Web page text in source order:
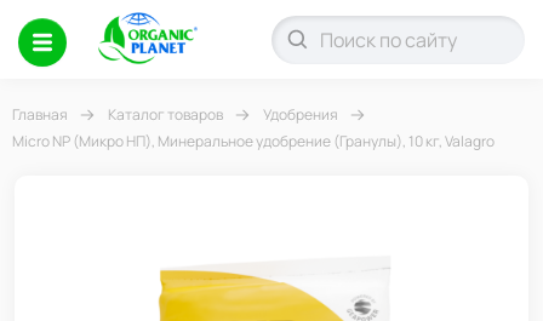
Главная Каталог товаров
Удобрения
Micro NP (Микро НП), Минеральное удобрение (Гранулы), 10 кг, Valagro